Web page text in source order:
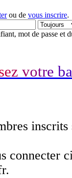
ou de vous inscrire.
mot de passe et
ez votre ba
connecter